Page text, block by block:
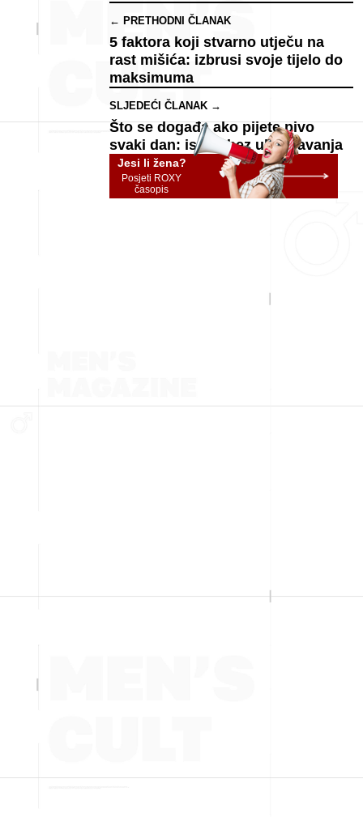
← PRETHODNI ČLANAK
5 faktora koji stvarno utječu na
rast mišića: izbrusi svoje tijelo do
maksimuma
SLJEDEĆI ČLANAK →
Što se događa ako pijete pivo
svaki dan: istina bez uljepšavanja
Jesi li žena?
Posjeti ROXY
časopis